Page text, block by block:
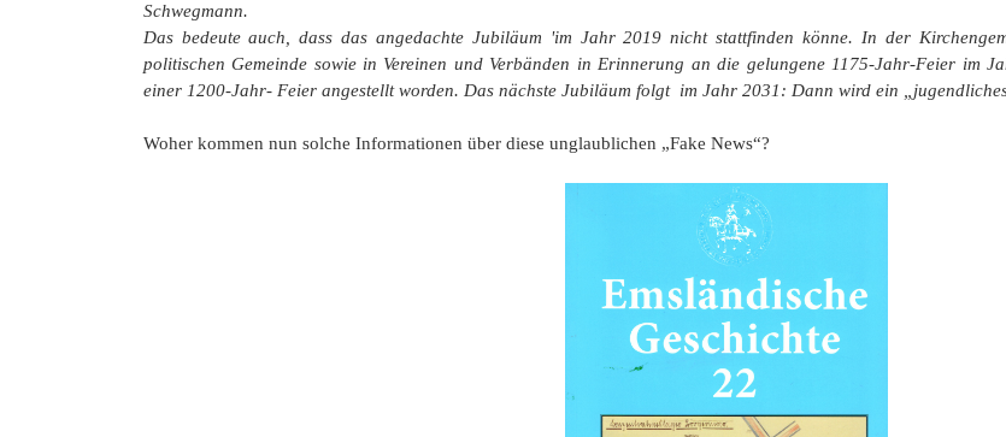
Schwegmann.
Das bedeute auch, dass das angedachte Jubiläum 'im Jahr 2019 nicht stattfinden könne. In der
politischen Gemeinde sowie in Vereinen und Verbänden in Erinnerung an die gelungene 1175-Jahr-Feier im
einer 1200-Jahr- Feier angestellt worden. Das nächste Jubiläum folgt im Jahr 2031: Dann wird ein
Woher kommen nun solche Informationen über diese unglaublichen „Fake News“?